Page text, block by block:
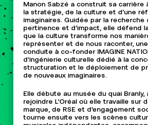
Manon Sabzé a construit sa carrière
la stratégie, de la culture et d’une
imaginaires. Guidée par la recherche
pertinence et d’impact, elle défend
que la culture transforme nos
représenter et de nous raconter, une
conduite à co-fonder IMAGINE
d’ingénierie culturelle dédié à la
structuration et le déploiement de
de nouveaux imaginaires.
Elle débute au musée du quai Branly,
rejoindre L’Oréal où elle travaille sur
marque, de RSE et d’engagement
tourne ensuite vers les scènes